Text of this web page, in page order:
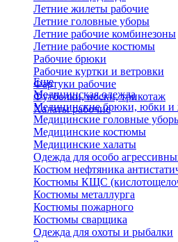
Летние жилеты рабочие
Летние головные уборы
Летние рабочие комбинезоны
Летние рабочие костюмы
Рабочие брюки
Рабочие куртки и ветровки
Фартуки рабочие
Футболки, носки, трикотаж
Халаты рабочие
Еще
Медицинская одежда
Медицинские брюки, юбки и
Медицинские головные
Медицинские костюмы
Медицинские халаты
Одежда для особо
Костюм нефтяника
Костюмы КЩС
Костюмы металлурга
Костюмы пожарного
Костюмы сварщика
Одежда для охоты и рыбалки